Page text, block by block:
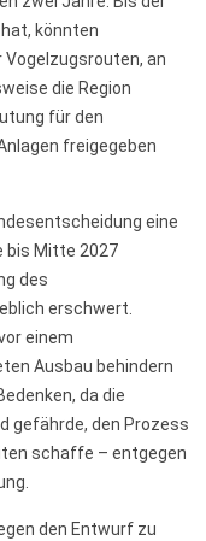
könnten
an
die Region
für den
freigegeben
eine
bis Mitte 2027
des
erschwert.
einem
Ausbau behindern
da die
gefährde, den Prozess
schaffe – entgegen
den Entwurf zu